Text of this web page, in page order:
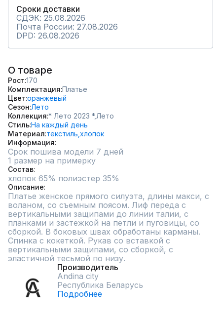
Сроки доставки
СДЭК: 25.08.2026
Почта России: 27.08.2026
DPD: 26.08.2026
О товаре
Рост 170
Комплектация Платье
Цвет оранжевый
Сезон Лето
Коллекция * Лето 2023 *, Лето
СтильНа каждый день
Материал текстиль, хлопок
Информация
Срок пошива модели 7 дней
1 размер на примерку
Состав
хлопок 65% полиэстер 35%
Описание
Платье женское прямого силуэта, длины макси, с
воланом, со съемным поясом. Лиф переда с
вертикальными защипами до линии талии, с
планками и застежкой на петли и пуговицы, со
сборкой. В боковых швах обработаны карманы.
Спинка с кокеткой. Рукав со вставкой с
вертикальными защипами, со сборкой, с
эластичной тесьмой по низу.
Производитель
Andina city
Республика Беларусь
Подробнее